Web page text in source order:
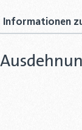
2,90 €
Informationen